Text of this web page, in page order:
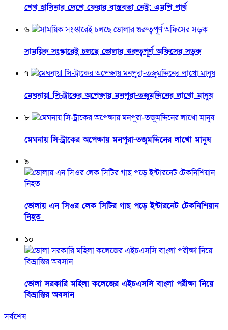
শেখ হাসিনার দেশে ফেরার বাস্তবতা নেই: এমপি পার্থ
৬
সাময়িক সংস্কারেই চলছে ভোলার গুরুত্বপূর্ণ অফিসের সড়ক
৭
মেঘনায়l সি-ট্রাকের অপেক্ষায় মনপুরা-তজুমদ্দিনের লাখো মানুষ
৮
মেঘনায় সি-ট্রাকের অপেক্ষায় মনপুরা-তজুমদ্দিনের লাখো মানুষ
৯
ভোলায় এন সিওর লেক সিটির গাছ পড়ে ইন্টারনেট টেকনিশিয়ান
নিহত
১০
ভোলা সরকারি মহিলা কলেজের এইচএসসি বাংলা পরীক্ষা নিয়ে
বিভ্রান্তির অবসান
সর্বশেষ